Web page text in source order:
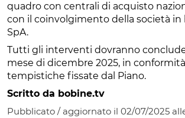
quadro con centrali di acquisto
con il coinvolgimento della società in
SpA.
Tutti gli interventi dovranno
mese di dicembre 2025, in
tempistiche fissate dal Piano.
Scritto da bobine.tv
Pubblicato / aggiornato il 02/07/2025